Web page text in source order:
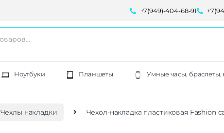
+7(949)-404-68-91
Ноутбуки Планшеты Умные часы, браслеты,
Чехлы накладки Чехол-накладка пластиковая Fashion